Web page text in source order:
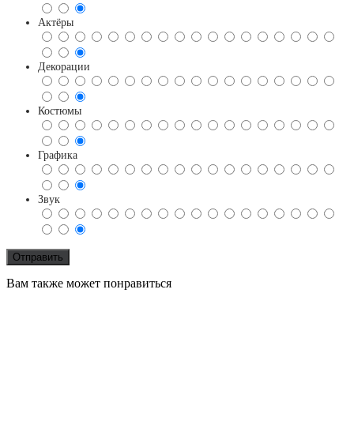
Актёры
Декорации
Костюмы
Графика
Звук
Вам также может понравиться